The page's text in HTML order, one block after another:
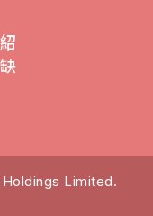
Limited.